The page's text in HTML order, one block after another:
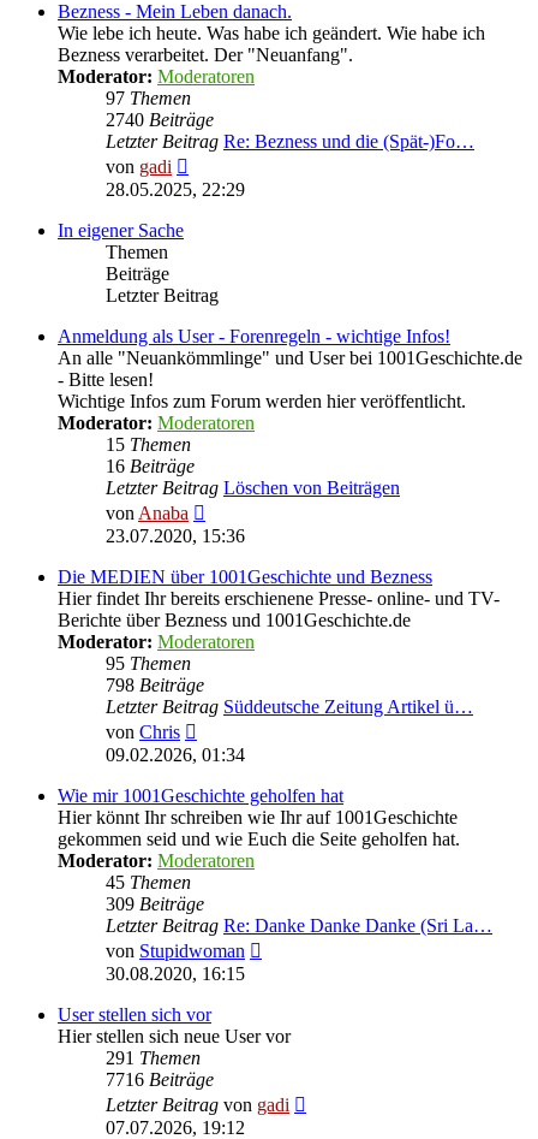
Bezness - Mein Leben danach.
Wie lebe ich heute. Was habe ich geändert. Wie habe ich
Bezness verarbeitet. Der "Neuanfang".
Moderator: Moderatoren
97 Themen
2740 Beiträge
Letzter Beitrag Re: Bezness und die (Spät-)Fo…
von gadi
Beitrag
28.05.2025, 22:29
In eigener Sache
Themen
Beiträge
Letzter Beitrag
Anmeldung als User - Forenregeln - wichtige Infos!
An alle "Neuankömmlinge" und User bei 1001Geschichte.de
- Bitte lesen!
Wichtige Infos zum Forum werden hier veröffentlicht.
Moderator: Moderatoren
15 Themen
16 Beiträge
Letzter Beitrag Löschen von Beiträgen
von Anaba
Beitrag
23.07.2020, 15:36
Die MEDIEN über 1001Geschichte und Bezness
Hier findet Ihr bereits erschienene Presse- online- und TV-
Berichte über Bezness und 1001Geschichte.de
Moderator: Moderatoren
95 Themen
798 Beiträge
Letzter Beitrag Süddeutsche Zeitung Artikel ü…
von Chris
Beitrag
09.02.2026, 01:34
Wie mir 1001Geschichte geholfen hat
Hier könnt Ihr schreiben wie Ihr auf 1001Geschichte
gekommen seid und wie Euch die Seite geholfen hat.
Moderator: Moderatoren
45 Themen
309 Beiträge
Letzter Beitrag Re: Danke Danke Danke (Sri La…
von Stupidwoman
30.08.2020, 16:15
User stellen sich vor
Hier stellen sich neue User vor
291 Themen
7716 Beiträge
Letzter Beitrag von gadi
07.07.2026, 19:12